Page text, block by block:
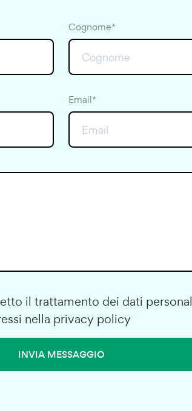
Cognome*
Email*
il trattamento dei dati
nella privacy policy
INVIA MESSAGGIO